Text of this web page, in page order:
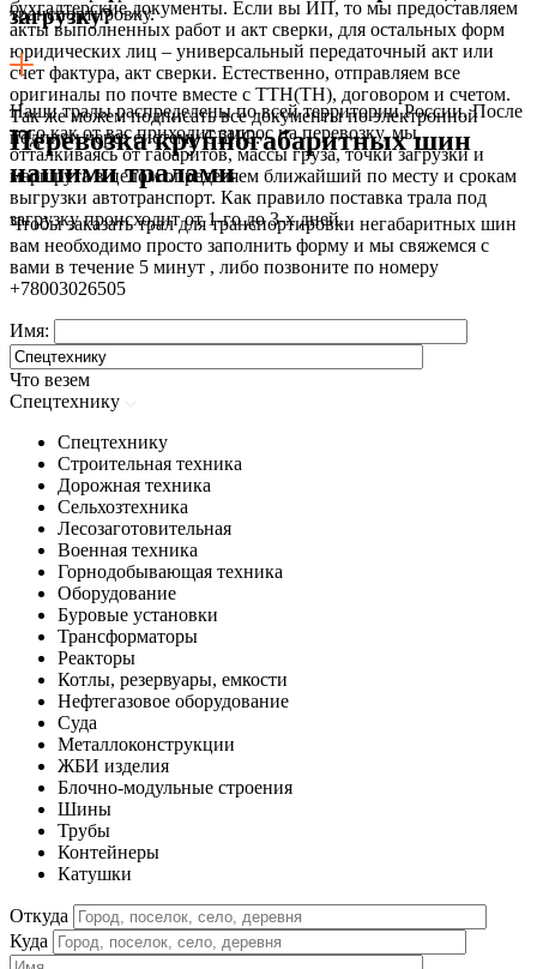
транспортировку.
бухгалтерские документы. Если вы ИП, то мы предоставляем
акты выполненных работ и акт сверки, для остальных форм
юридических лиц – универсальный передаточный акт или
счет фактура, акт сверки. Естественно, отправляем все
оригиналы по почте вместе с ТТН(ТН), договором и счетом.
Так же можем подписать все документы по электронной
подписи через систему СБИС.
загрузку?
Наши тралы распределены по всей территории России. После
того как от вас приходит запрос на перевозку, мы,
отталкиваясь от габаритов, массы груза, точки загрузки и
маршрута в целом определяем ближайший по месту и срокам
выгрузки автотранспорт. Как правило поставка трала под
загрузку происходит от 1-го до 3-х дней.
Перевозка крупногабаритных шин
нашими тралами
Чтобы заказать трал для транспортировки негабаритных шин
вам необходимо просто заполнить форму и мы свяжемся с
вами в течение 5 минут , либо позвоните по номеру
+78003026505
Имя:
Что везем
Спецтехнику
Спецтехнику
Строительная техника
Дорожная техника
Сельхозтехника
Лесозаготовительная
Военная техника
Горнодобывающая техника
Оборудование
Буровые установки
Трансформаторы
Реакторы
Котлы, резервуары, емкости
Нефтегазовое оборудование
Cуда
Металлоконструкции
ЖБИ изделия
Блочно-модульные строения
Шины
Трубы
Контейнеры
Катушки
Откуда
Куда